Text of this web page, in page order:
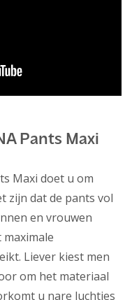
Pants Maxi
Maxi doet u om
zijn dat de pants vol
en vrouwen
Liever kiest men
om het materiaal
u nare luchtjes